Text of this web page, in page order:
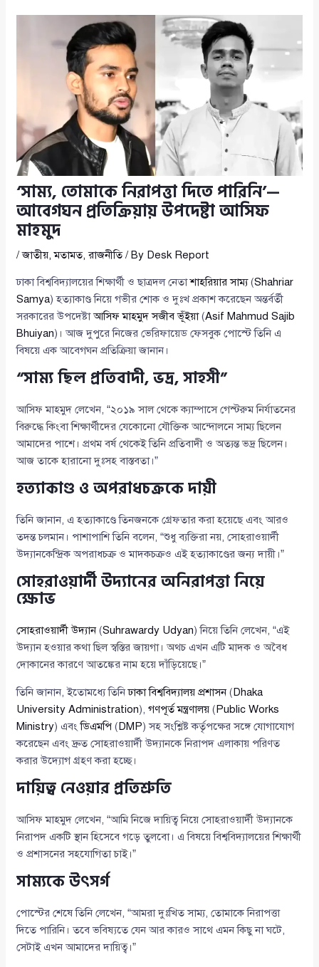
‘সাম্য, তোমাকে নিরাপত্তা দিতে পারিনি’—
আবেগঘন প্রতিক্রিয়ায় উপদেষ্টা আসিফ
মাহমুদ
/জাতীয়,মতামত,রাজনীতি/ By Desk Report
ঢাকা বিশ্ববিদ্যালয়ের শিক্ষার্থী ও ছাত্রদল নেতাশাহরিয়ার সাম্য(Shahriar
Samya) হত্যাকাণ্ড নিয়ে গভীর শোক ও দুঃখ প্রকাশ করেছেন অন্তর্বর্তী
সরকারের উপদেষ্টাআসিফ মাহমুদ সজীব ভূঁইয়া(Asif Mahmud Sajib
Bhuiyan)। আজ দুপুরে নিজের ভেরিফায়েড ফেসবুক পোস্টে তিনি এ
বিষয়ে এক আবেগঘন প্রতিক্রিয়া জানান।
“সাম্য ছিল প্রতিবাদী, ভদ্র, সাহসী”
আসিফ মাহমুদ লেখেন, “২০১৯ সাল থেকে ক্যাম্পাসে গেস্টরুম নির্যাতনের
বিরুদ্ধে কিংবা শিক্ষার্থীদের যেকোনো যৌক্তিক আন্দোলনে সাম্য ছিলেন
আমাদের পাশে। প্রথম বর্ষ থেকেই তিনি প্রতিবাদী ও অত্যন্ত ভদ্র ছিলেন।
আজ তাকে হারানো দুঃসহ বাস্তবতা।”
হত্যাকাণ্ড ও অপরাধচক্রকে দায়ী
তিনি জানান, এ হত্যাকাণ্ডে তিনজনকে গ্রেফতার করা হয়েছে এবং আরও
তদন্ত চলমান। পাশাপাশি তিনি বলেন, “শুধু ব্যক্তিরা নয়, সোহরাওয়ার্দী
উদ্যানকেন্দ্রিক অপরাধচক্র ও মাদকচক্রও এই হত্যাকাণ্ডের জন্য দায়ী।”
সোহরাওয়ার্দী উদ্যানের অনিরাপত্তা নিয়ে
ক্ষোভ
সোহরাওয়ার্দী উদ্যান(Suhrawardy Udyan) নিয়ে তিনি লেখেন, “এই
উদ্যান হওয়ার কথা ছিল স্বস্তির জায়গা। অথচ এখন এটি মাদক ও অবৈধ
দোকানের কারণে আতঙ্কের নাম হয়ে দাঁড়িয়েছে।”
তিনি জানান, ইতোমধ্যে তিনিঢাকা বিশ্ববিদ্যালয় প্রশাসন( Dhaka
University Administration),গণপূর্ত মন্ত্রণালয় ( Public Works
Ministry) এবংডিএমপি ( DMP) সহ সংশ্লিষ্ট কর্তৃপক্ষের সঙ্গে যোগাযোগ
করেছেন এবং দ্রুত সোহরাওয়ার্দী উদ্যানকে নিরাপদ এলাকায় পরিণত
করার উদ্যোগ গ্রহণ করা হচ্ছে।
দায়িত্ব নেওয়ার প্রতিশ্রুতি
আসিফ মাহমুদ লেখেন, “আমি নিজে দায়িত্ব নিয়ে সোহরাওয়ার্দী উদ্যানকে
নিরাপদ একটি স্থান হিসেবে গড়ে তুলবো। এ বিষয়ে বিশ্ববিদ্যালয়ের শিক্ষার্থী
ও প্রশাসনের সহযোগিতা চাই।”
সাম্যকে উৎসর্গ
পোস্টের শেষে তিনি লেখেন, “আমরা দুঃখিত সাম্য, তোমাকে নিরাপত্তা
দিতে পারিনি। তবে ভবিষ্যতে যেন আর কারও সাথে এমন কিছু না ঘটে,
সেটাই এখন আমাদের দায়িত্ব।”